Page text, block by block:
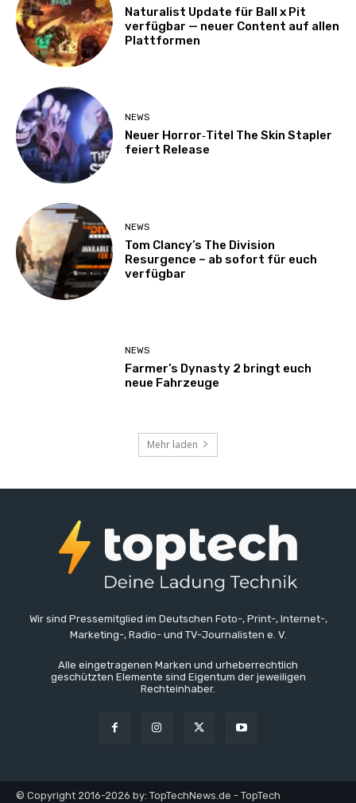
Naturalist Update für Ball x Pit
verfügbar — neuer Content auf allen
Plattformen
NEWS
Neuer Horror‑Titel The Skin Stapler
feiert Release
NEWS
Tom Clancy’s The Division
Resurgence – ab sofort für euch
verfügbar
NEWS
Farmer’s Dynasty 2 bringt euch
neue Fahrzeuge
Mehr laden
Wir sind Pressemitglied im Deutschen Foto-, Print-, Internet-,
Marketing-, Radio- und TV-Journalisten e. V.
Alle eingetragenen Marken und urheberrechtlich
geschützten Elemente sind Eigentum der jeweiligen
Rechteinhaber.
© Copyright 2016-2026 by: TopTechNews.de - TopTech